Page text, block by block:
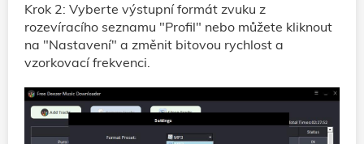
Krok 2: Vyberte výstupní formát zvuku z
rozevíracího seznamu "Profil" nebo můžete kliknout
na "Nastavení" a změnit bitovou rychlost a
vzorkovací frekvenci.